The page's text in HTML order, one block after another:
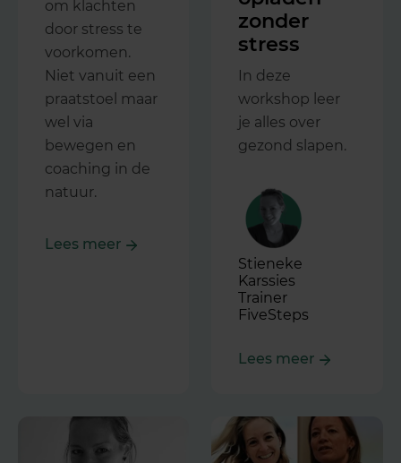
om klachten
door stress te
voorkomen.
Niet vanuit een
praatstoel maar
wel via
bewegen en
coaching in de
natuur.
Lees meer
zonder
stress
In deze
workshop leer
je alles over
gezond slapen.
Stieneke
Karssies
Trainer
FiveSteps
Lees meer